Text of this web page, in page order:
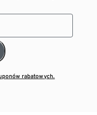
rabatowych.